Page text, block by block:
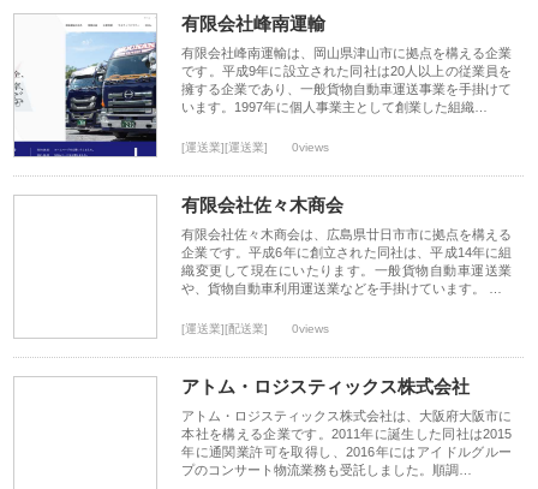
有限会社峰南運輸
有限会社峰南運輸は、岡山県津山市に拠点を構える企業
です。平成9年に設立された同社は20人以上の従業員を
擁する企業であり、一般貨物自動車運送事業を手掛けて
います。1997年に個人事業主として創業した組織…
[運送業][運送業] 0views
有限会社佐々木商会
有限会社佐々木商会は、広島県廿日市市に拠点を構える
企業です。平成6年に創立された同社は、平成14年に組
織変更して現在にいたります。一般貨物自動車運送業
や、貨物自動車利用運送業などを手掛けています。 …
[運送業][配送業] 0views
アトム・ロジスティックス株式会社
アトム・ロジスティックス株式会社は、大阪府大阪市に
本社を構える企業です。2011年に誕生した同社は2015
年に通関業許可を取得し、2016年にはアイドルグルー
プのコンサート物流業務も受託しました。順調…